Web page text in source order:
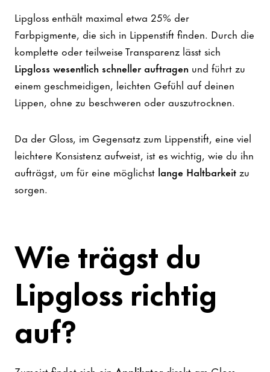
Lipgloss enthält maximal etwa 25% der
Farbpigmente, die sich in Lippenstift finden. Durch die
komplette oder teilweise Transparenz lässt sich
Lipgloss wesentlich schneller auftragen und führt zu
einem geschmeidigen, leichten Gefühl auf deinen
Lippen, ohne zu beschweren oder auszutrocknen.
Da der Gloss, im Gegensatz zum Lippenstift, eine viel
leichtere Konsistenz aufweist, ist es wichtig, wie du ihn
aufträgst, um für eine möglichst lange Haltbarkeitzu
sorgen.
Wie trägst du
Lipgloss richtig
auf?